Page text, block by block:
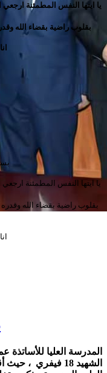
بقلوب راضية بقضاء الله
بقلوب راضية بقضاء الله وقدره
المدرسة العليا